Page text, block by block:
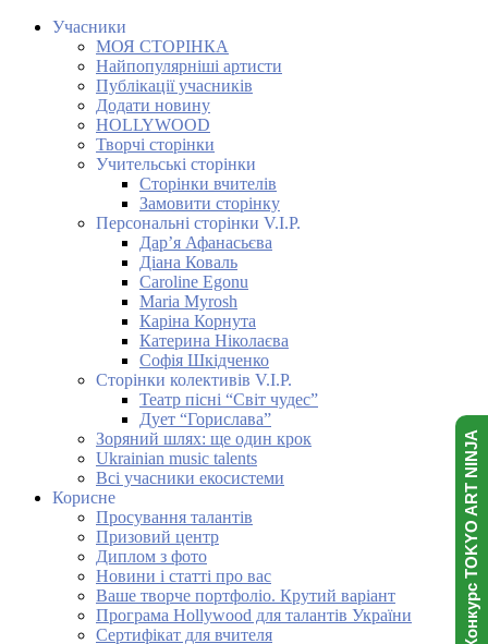
Учасники
МОЯ СТОРІНКА
Найпопулярніші артисти
Публікації учасників
Додати новину
HOLLYWOOD
Творчі сторінки
Учительські сторінки
Сторінки вчителів
Замовити сторінку
Персональні сторінки V.I.P.
Дар’я Афанасьєва
Діана Коваль
Caroline Egonu
Maria Myrosh
Каріна Корнута
Катерина Ніколаєва
Софія Шкідченко
Сторінки колективів V.I.P.
Театр пісні “Світ чудес”
Дует “Горислава”
Зоряний шлях: ще один крок
Ukrainian music talents
Всі учасники екосистеми
Корисне
Просування талантів
Призовий центр
Диплом з фото
Новини і статті про вас
Ваше творче портфоліо. Крутий варіант
Програма Hollywood для талантів України
Сертифікат для вчителя
Конкурс TOKYO ART NINJA